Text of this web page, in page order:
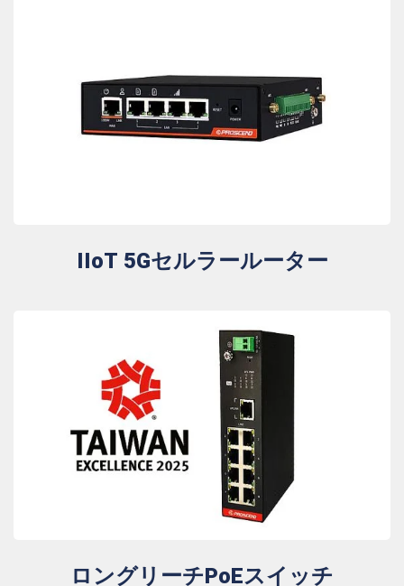
IIoT 5Gセルラールーター
ロングリーチPoEスイッチ